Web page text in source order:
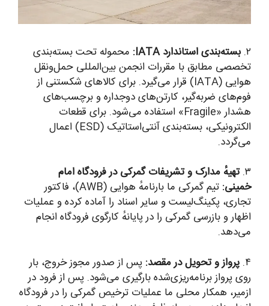
۲. بسته‌بندی استاندارد IATA:
محموله تحت بسته‌بندی
تخصصی مطابق با مقررات انجمن بین‌المللی حمل‌ونقل
هوایی (IATA) قرار می‌گیرد. برای کالاهای شکستنی از
فوم‌های ضربه‌گیر، کارتن‌های دوجداره و برچسب‌های
هشدار «Fragile» استفاده می‌شود. برای قطعات
الکترونیکی، بسته‌بندی آنتی‌استاتیک (ESD) اعمال
می‌گردد.
۳. تهیهٔ مدارک و تشریفات گمرکی در فرودگاه امام
خمینی:
تیم گمرکی ما بارنامهٔ هوایی (AWB)، فاکتور
تجاری، پکینگ‌لیست و سایر اسناد را آماده کرده و عملیات
اظهار و بازرسی گمرکی را در پایانهٔ کارگوی فرودگاه انجام
می‌دهد.
۴. پرواز و تحویل در مقصد: پس از صدور مجوز خروج، بار
روی پرواز برنامه‌ریزی‌شده بارگیری می‌شود. پس از فرود در
ازمیر، همکار محلی ما عملیات ترخیص گمرکی را در فرودگاه